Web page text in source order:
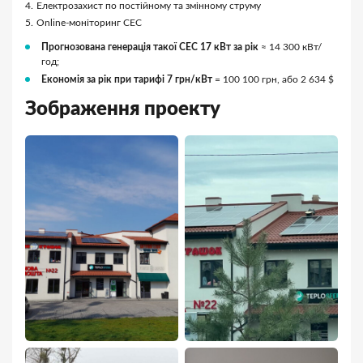
Електрозахист по постійному та змінному струму
Online-моніторинг СЕС
Прогнозована генерація такої СЕС 17 кВт за рік ≈ 14 300 кВт/
год;
Економія за рік при тарифі 7 грн/кВт = 100 100 грн, або 2 634 $
Зображення проекту